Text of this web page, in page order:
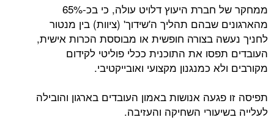
ממחקר של חברת היעוץ דלויט עולה, כי בכ-65%
מהארגונים שבהם תהליך ה'שידוך' (ציוות) בין מנטור
לחניך נעשה בצורה חופשית או מבוססת הכרות אישית,
העובדים תפסו את התוכנית ככלי פוליטי לקידום
מקורבים ולא כמנגנון מקצועי ואובייקטיבי.
תפיסה זו פגעה אנושות באמון העובדים בארגון והובילה
לעלייה בשיעורי השחיקה והעזיבה.